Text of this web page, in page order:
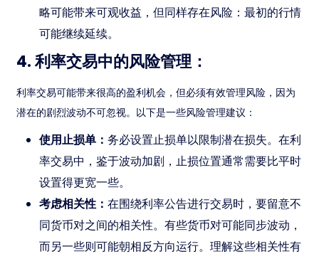
略可能带来可观收益，但同样存在风险：最初的行情
可能继续延续。
4. 利率交易中的风险管理：
利率交易可能带来很高的盈利机会，但必须有效管理风险，因为
潜在的剧烈波动不可忽视。以下是一些风险管理建议：
使用止损单：务必设置止损单以限制潜在损失。在利
率交易中，鉴于波动加剧，止损位置通常需要比平时
设置得更宽一些。
考虑相关性：在围绕利率公告进行交易时，要留意不
同货币对之间的相关性。有些货币对可能同步波动，
而另一些则可能朝相反方向运行。理解这些相关性有